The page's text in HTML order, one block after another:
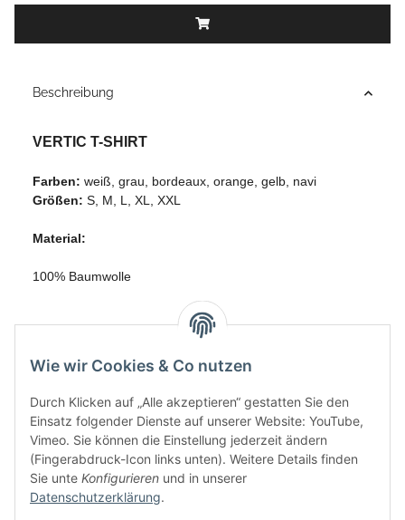
Beschreibung
VERTIC T-SHIRT
Farben: weiß, grau, bordeaux, orange, gelb, navi
Größen: S, M, L, XL, XXL
Material:
100% Baumwolle
Wie wir Cookies & Co nutzen
Durch Klicken auf „Alle akzeptieren“ gestatten Sie den
Einsatz folgender Dienste auf unserer Website: YouTube,
Vimeo. Sie können die Einstellung jederzeit ändern
(Fingerabdruck-Icon links unten). Weitere Details finden
Sie unte Konfigurieren und in unserer
Datenschutzerklärung.